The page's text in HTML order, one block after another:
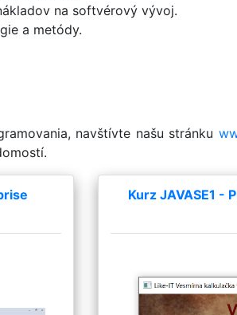
na softvérový vývoj.
a metódy.
navštívte našu stránku
Kurz JAVASE1 -